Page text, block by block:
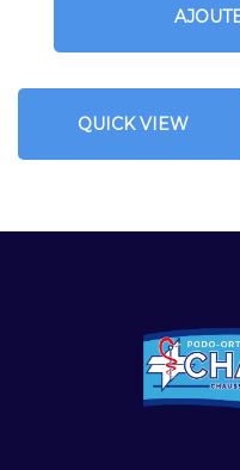
QUICK VIEW